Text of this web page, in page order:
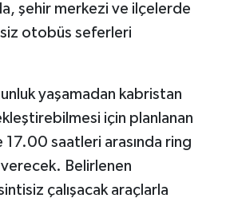
şehir merkezi ve ilçelerde
otobüs seferleri
yaşamadan kabristan
için planlanan
saatleri arasında ring
Belirlenen
çalışacak araçlarla